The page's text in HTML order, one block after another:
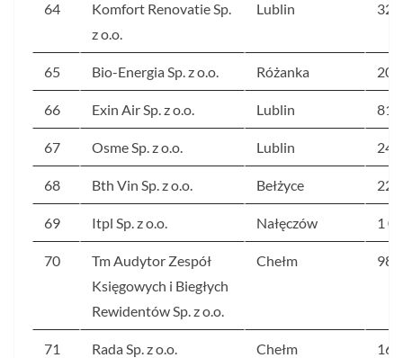
64
Komfort Renovatie Sp.
z o.o.
Lublin 322
65 Bio-Energia Sp. z o.o. Różanka 206
66 Exin Air Sp. z o.o. Lublin 819
67 Osme Sp. z o.o. Lublin 248
68 Bth Vin Sp. z o.o. Bełżyce 225
69 Itpl Sp. z o.o. Nałęczów 1
70
Tm Audytor Zespół
Księgowych i Biegłych
Rewidentów Sp. z o.o.
Chełm 983
71 Rada Sp. z o.o. Chełm 164